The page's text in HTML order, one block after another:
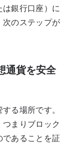
銀行口座）に
次のステップが
通貨を安全
る場所です。
まりブロック
あることを証